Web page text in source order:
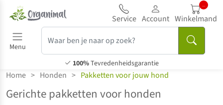
Service Account
.
Winkelmand
Menu
100%Tevredenheidsgarantie
Home > Honden > Pakketten voor jouw hond
Gerichte pakketten voor honden